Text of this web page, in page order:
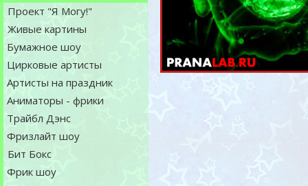
Проект "Я Могу!"
Живые картины
Бумажное шоу
Цирковые артисты
Артисты на праздник
Трайбл Дэнс
Аниматоры - фрики
Фризлайт шоу
Бит Бокс
Фрик шоу